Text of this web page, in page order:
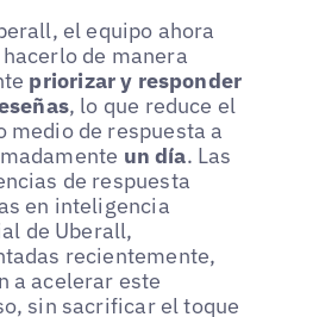
el equipo ahora
de manera
priorizar y responder
, lo que reduce el
medio de respuesta a
un día. Las
de respuesta
en inteligencia
de Uberall,
recientemente,
a acelerar este
sin sacrificar el toque